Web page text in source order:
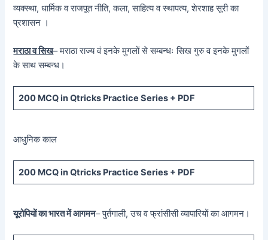
व्यक्स्था, धार्मिक व राजपूत नीति, कला, साहित्य व स्थापत्य, शेरशाह सूरी का
प्रशासन ।
मराठा व सिख– मराठा राज्य वं इनके मुगलों से सम्बन्धः सिख गुरु व इनके मुगलों
के साथ सम्बन्ध।
200 MCQ in Qtricks Practice Series + PDF
आधुनिक काल
200 MCQ in Qtricks Practice Series + PDF
यूरोपियों का भारत में आगमन– पुर्तगाली, उच व फ्रांसीसी व्यापारियों का आगमन।